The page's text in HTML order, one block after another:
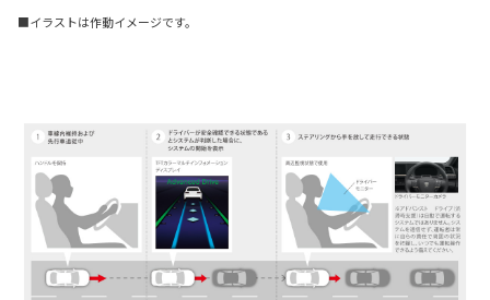
■イラストは作動イメージです。